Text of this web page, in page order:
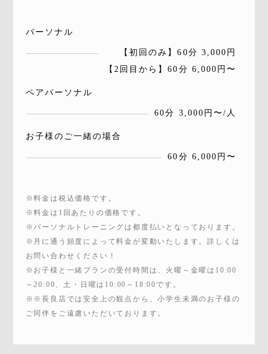
パーソナル
【初回のみ】60分 3,000円
【2回目から】60分 6,000円〜
ペアパーソナル
60分 3,000円〜/人
お子様のご一緒の場合
60分 6,000円〜
※料金は税込価格です。
※料金は1回あたりの価格です。
※パーソナルトレーニングは都度払いとなっております。
※月に通う頻度によって料金が変動いたします。詳しくは
お問い合わせください！
※お子様と一緒プランの受付時間は、火曜～金曜は10:00
～20:00、土・日曜は10:00～18:00です。
※※長良店では安全上の観点から、小学生未満のお子様の
ご同伴をご遠慮いただいております。